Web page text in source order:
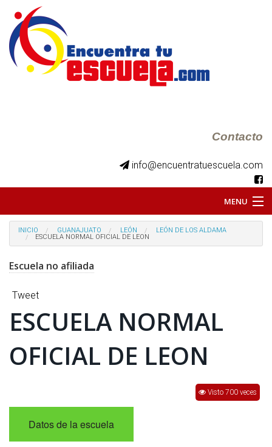
Contacto
info@encuentratuescuela.com
MENU
INICIO
CONTRATA PUBLICIDAD
INICIO GUANAJUATO LEÓN
LEÓN DE LOS ALDAMA
ESCUELA NORMAL OFICIAL DE LEON
Escuela no afiliada
Tweet
ESCUELA NORMAL
OFICIAL DE LEON
Visto 700 veces
Datos de la escuela